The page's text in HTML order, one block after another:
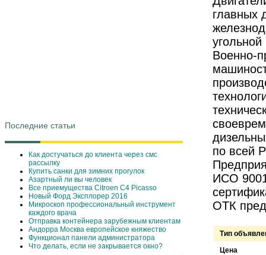
Последние статьи
Как достучаться до клиента через смс
рассылку
Купить санки для зимних прогулок
Азартный ли вы человек
Все приемущества Сitroen C4 Picasso
Новый Форд Эксплорер 2016
Микроскоп профессиональный инструмент
каждого врача
Отправка контейнера зарубежным клиентам
Андорра Москва европейское княжество
Функционал панели администратора
Что делать, если не закрывается окно?
главных
Военно-
по всей
ИСО
ОТК
Тип
Цена